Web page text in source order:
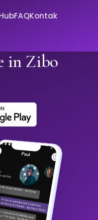
FAQKontak
in Zibo